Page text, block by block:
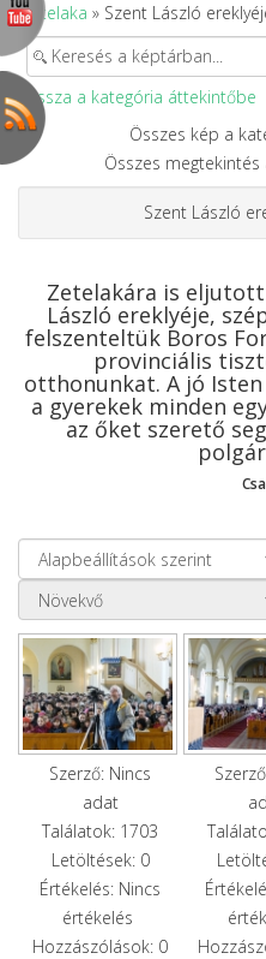
Zetelaka » Szent László
Vissza a kategória áttekintőbe
Összes kép a
Összes
Szent László
Zetelakára is
László ereklyéje,
felszenteltük Boros
provinciális
otthonunkat. A jó
a gyerekek minden
az őket szerető
Szerző: Nincs
adat
Találatok: 1703
Letöltések: 0
Értékelés: Nincs
értékelés
Hozzászólások: 0